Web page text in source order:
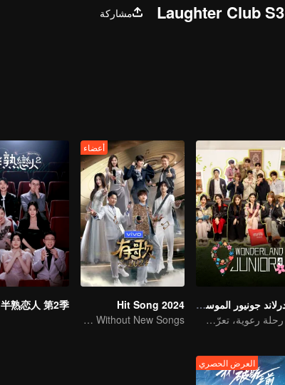
Laughter Club S3
مشاركة
ووندرلاند جونيور الموسم الرابع
في رحلة رعوية، تعرّف على العالم
أعضاء
Hit Song 2024
No New Life Without New Songs
半熟恋人 第2季
العرض الحصري